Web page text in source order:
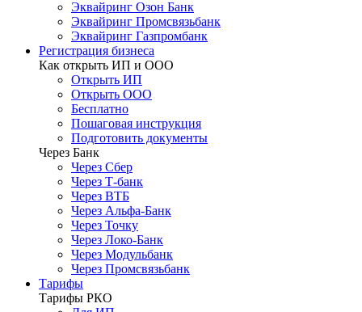
Эквайринг Озон Банк
Эквайринг Промсвязьбанк
Эквайринг Газпромбанк
Регистрация бизнеса
Как открыть ИП и ООО
Открыть ИП
Открыть ООО
Бесплатно
Пошаговая инструкция
Подготовить документы
Через Банк
Через Сбер
Через Т-банк
Через ВТБ
Через Альфа-Банк
Через Точку
Через Локо-Банк
Через Модульбанк
Через Промсвязьбанк
Тарифы
Тарифы РКО